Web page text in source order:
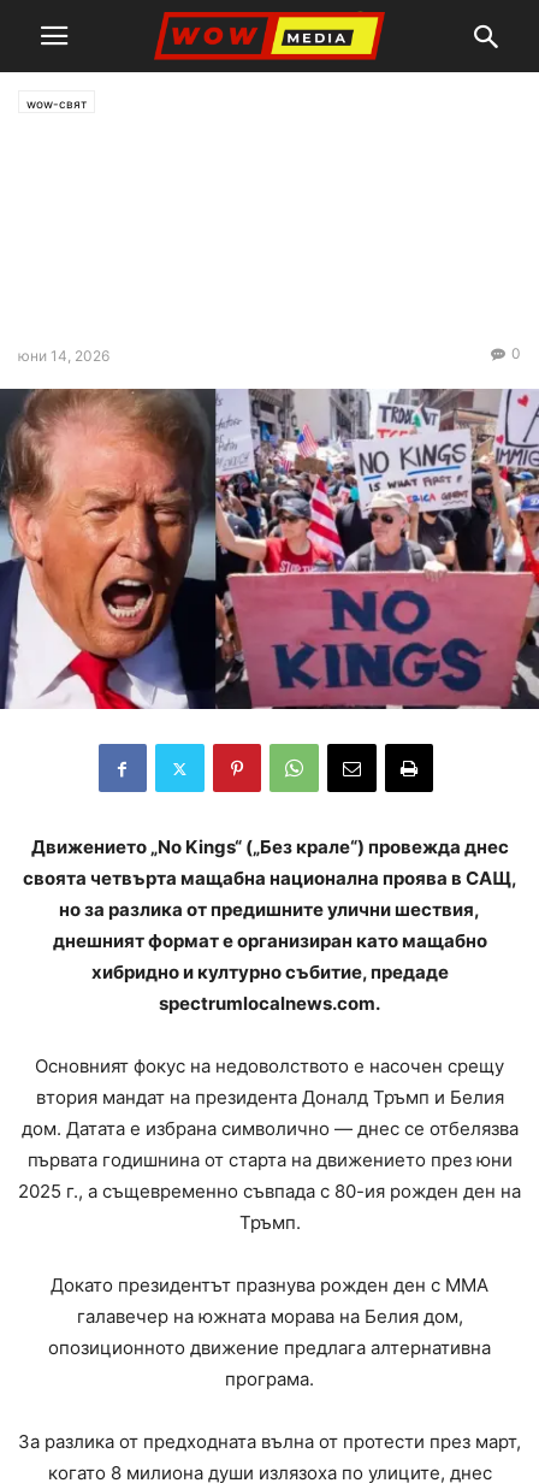
wow-свят
юни 14, 2026 0
Движението „No Kings“ („Без крале“) провежда днес
своята четвърта мащабна национална проява в САЩ,
но за разлика от предишните улични шествия,
днешният формат е организиран като мащабно
хибридно и културно събитие, предаде
spectrumlocalnews.com.
Основният фокус на недоволството е насочен срещу
втория мандат на президента Доналд Тръмп и Белия
дом. Датата е избрана символично — днес се отбелязва
първата годишнина от старта на движението през юни
2025 г., а същевременно съвпада с 80-ия рожден ден на
Тръмп.
Докато президентът празнува рожден ден с ММА
галавечер на южната морава на Белия дом,
опозиционното движение предлага алтернативна
програма.
За разлика от предходната вълна от протести през март,
когато 8 милиона души излязоха по улиците, днес